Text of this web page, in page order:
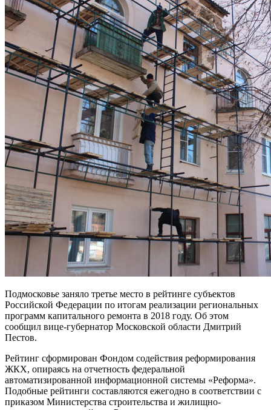
Подмосковье заняло третье место в рейтинге субъектов
Российской Федерации по итогам реализации региональных
программ капитального ремонта в 2018 году. Об этом
сообщил вице-губернатор Московской области Дмитрий
Пестов.
Рейтинг сформирован Фондом содействия реформирования
ЖКХ, опираясь на отчетность федеральной
автоматизированной информационной системы «Реформа».
Подобные рейтинги составляются ежегодно в соответствии с
приказом Министерства строительства и жилищно-